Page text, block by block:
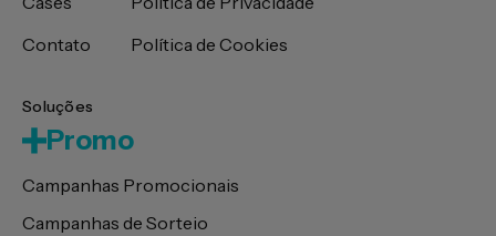
Contato
Política de Cookies
Soluções
Promo
Campanhas Promocionais
Campanhas de Sorteio